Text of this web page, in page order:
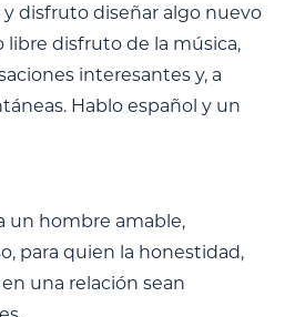
disfruto diseñar algo nuevo
disfruto de la música,
interesantes y, a
Hablo español y un
un hombre amable,
para quien la honestidad,
una relación sean